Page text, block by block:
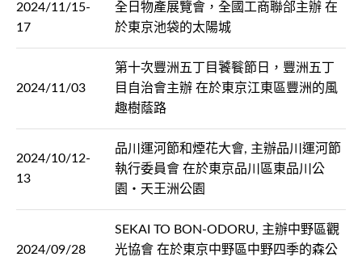
2024/11/15-
17
全日物產展覽會，全國工商聯郃主辦 在
於東京池袋的太陽城
2024/11/03
第十次豐洲五丁目饕餮節日，豐洲五丁
目自治會主辦 在於東京江東區豐洲的風
趣樹蔭路
2024/10/12-
13
品川運河節和煙花大會, 主辦品川運河節
執行委員會 在於東京品川區東品川公
園・天王洲公園
2024/09/28
SEKAI TO BON-ODORU, 主辦中野區觀
光協會 在於東京中野區中野四季的森公